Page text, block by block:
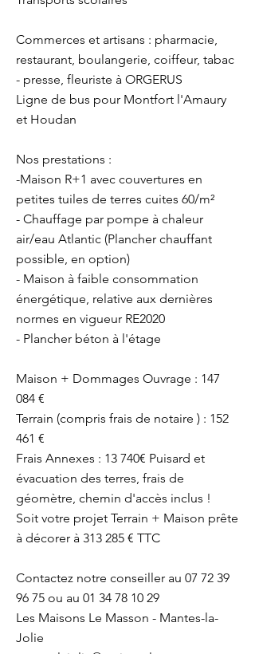
Commerces et artisans : pharmacie,
restaurant, boulangerie, coiffeur, tabac
- presse, fleuriste à ORGERUS
Ligne de bus pour Montfort l'Amaury
et Houdan
Nos prestations :
-Maison R+1 avec couvertures en
petites tuiles de terres cuites 60/m²
- Chauffage par pompe à chaleur
air/eau Atlantic (Plancher chauffant
possible, en option)
- Maison à faible consommation
énergétique, relative aux dernières
normes en vigueur RE2020
- Plancher béton à l'étage
Maison + Dommages Ouvrage : 147
084 €
Terrain (compris frais de notaire ) : 152
461 €
Frais Annexes : 13 740€ Puisard et
évacuation des terres, frais de
géomètre, chemin d'accès inclus !
Soit votre projet Terrain + Maison prête
à décorer à 313 285 € TTC
Contactez notre conseiller au 07 72 39
96 75 ou au 01 34 78 10 29
Les Maisons Le Masson - Mantes-la-
Jolie